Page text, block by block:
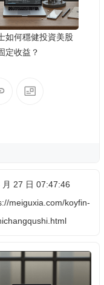
如何穩健投資美股
定收益？
27 日 07:47:46
meiguxia.com/koyfin-